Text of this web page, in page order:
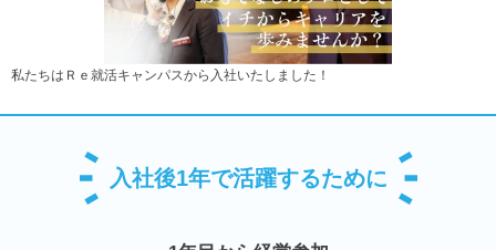
私たちはＲｅ就活キャンパスから入社いたしました！
入社後1年で活躍するために